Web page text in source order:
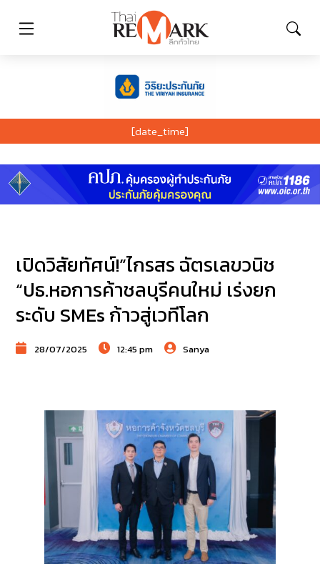
[date_time]
เปิดวิสัยทัศน์!”ไกรสร ฉัตรเลขวนิช
“ปธ.หอการค้าชลบุรีคนใหม่ เร่งยก
ระดับ SMEs ก้าวสู่เวทีโลก
28/07/2025 12:45 pm Sanya